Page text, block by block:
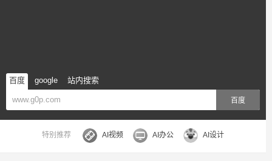
百度 google 站内搜索
百度
特别推荐 AI视频 AI办公 AI设计